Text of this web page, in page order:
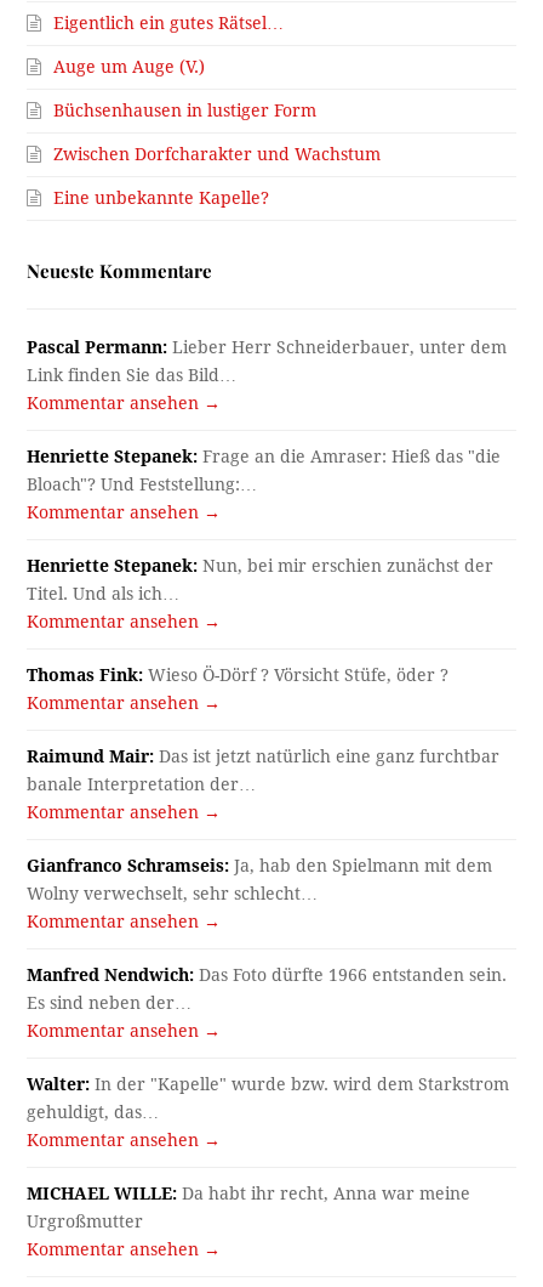
Eigentlich ein gutes Rätsel…
Auge um Auge (V.)
Büchsenhausen in lustiger Form
Zwischen Dorfcharakter und Wachstum
Eine unbekannte Kapelle?
Neueste Kommentare
Pascal Permann: Lieber Herr Schneiderbauer, unter dem
Link finden Sie das Bild…
Kommentar ansehen →
Henriette Stepanek: Frage an die Amraser: Hieß das "die
Bloach"? Und Feststellung:…
Kommentar ansehen →
Henriette Stepanek: Nun, bei mir erschien zunächst der
Titel. Und als ich…
Kommentar ansehen →
Thomas Fink: Wieso Ö-Dörf ? Vörsicht Stüfe, öder ?
Kommentar ansehen →
Raimund Mair: Das ist jetzt natürlich eine ganz furchtbar
banale Interpretation der…
Kommentar ansehen →
Gianfranco Schramseis: Ja, hab den Spielmann mit dem
Wolny verwechselt, sehr schlecht…
Kommentar ansehen →
Manfred Nendwich: Das Foto dürfte 1966 entstanden sein.
Es sind neben der…
Kommentar ansehen →
Walter: In der "Kapelle" wurde bzw. wird dem Starkstrom
gehuldigt, das…
Kommentar ansehen →
MICHAEL WILLE: Da habt ihr recht, Anna war meine
Urgroßmutter
Kommentar ansehen →